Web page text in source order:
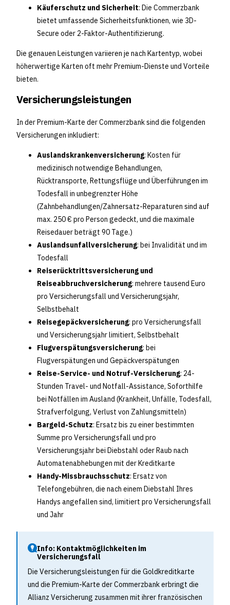
Käuferschutz und Sicherheit: Die Commerzbank
bietet umfassende Sicherheitsfunktionen, wie 3D-
Secure oder 2-Faktor-Authentifizierung.
Die genauen Leistungen variieren je nach Kartentyp, wobei
höherwertige Karten oft mehr Premium-Dienste und Vorteile
bieten.
Versicherungsleistungen
In der Premium-Karte der Commerzbank sind die folgenden
Versicherungen inkludiert:
Auslandskrankenversicherung: Kosten für
medizinisch notwendige Behandlungen,
Rücktransporte, Rettungsflüge und Überführungen im
Todesfall in unbegrenzter Höhe
(Zahnbehandlungen/Zahnersatz-Reparaturen sind auf
max. 250 € pro Person gedeckt, und die maximale
Reisedauer beträgt 90 Tage.)
Auslandsunfallversicherung: bei Invalidität und im
Todesfall
Reiserücktrittsversicherung und
Reiseabbruchversicherung: mehrere tausend Euro
pro Versicherungsfall und Versicherungsjahr,
Selbstbehalt
Reisegepäckversicherung: pro Versicherungsfall
und Versicherungsjahr limitiert, Selbstbehalt
Flugverspätungsversicherung: bei
Flugverspätungen und Gepäckverspätungen
Reise-Service- und Notruf-Versicherung: 24-
Stunden Travel- und Notfall-Assistance, Soforthilfe
bei Notfällen im Ausland (Krankheit, Unfälle, Todesfall,
Strafverfolgung, Verlust von Zahlungsmitteln)
Bargeld-Schutz: Ersatz bis zu einer bestimmten
Summe pro Versicherungsfall und pro
Versicherungsjahr bei Diebstahl oder Raub nach
Automatenabhebungen mit der Kreditkarte
Handy-Missbrauchsschutz: Ersatz von
Telefongebühren, die nach einem Diebstahl Ihres
Handys angefallen sind, limitiert pro Versicherungsfall
und Jahr
Info: Kontaktmöglichkeiten im
Versicherungsfall
Die Versicherungsleistungen für die Goldkreditkarte
und die Premium-Karte der Commerzbank erbringt die
Allianz Versicherung zusammen mit ihrer französischen